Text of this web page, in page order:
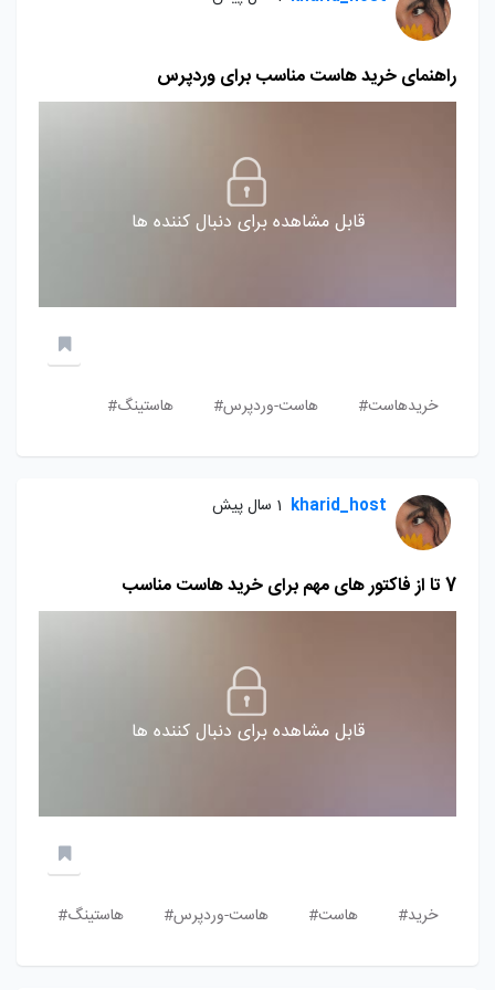
راهنمای خرید هاست مناسب برای وردپرس
قابل مشاهده برای دنبال کننده ها
خریدهاست# هاست-وردپرس# هاستینگ#
kharid_host 1 سال پیش
7 تا از فاکتور های مهم برای خرید هاست مناسب
قابل مشاهده برای دنبال کننده ها
خرید# هاست# هاست-وردپرس# هاستینگ#